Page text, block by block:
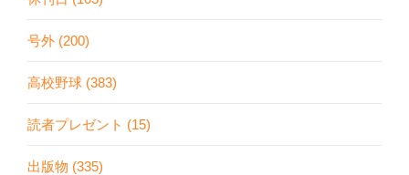
号外 (200)
高校野球 (383)
読者プレゼント (15)
出版物 (335)